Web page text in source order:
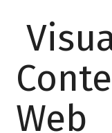
Web